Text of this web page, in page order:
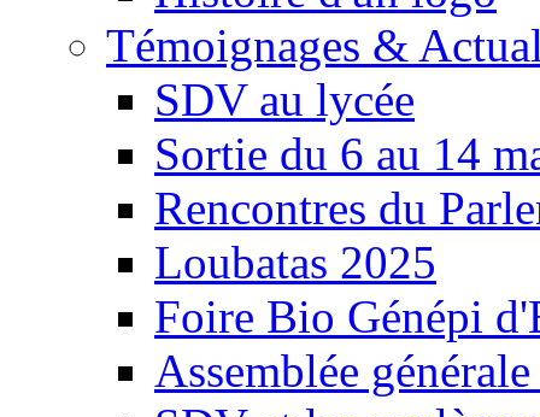
Témoignages &
SDV au lycée
Sortie du 6 au 14
Rencontres du
Loubatas 2025
Foire Bio Génépi
Assemblée